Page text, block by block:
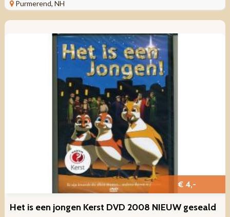
Purmerend, NH
€ 4,-
Het is een jongen Kerst DVD 2008 NIEUW geseald